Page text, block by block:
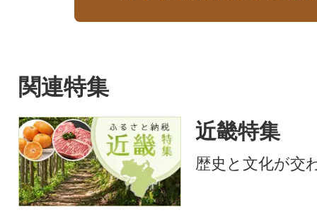
関連特集
近畿特集
歴史と文化が交